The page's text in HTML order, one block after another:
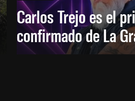
Carlos Trejo es el
confirmado de La